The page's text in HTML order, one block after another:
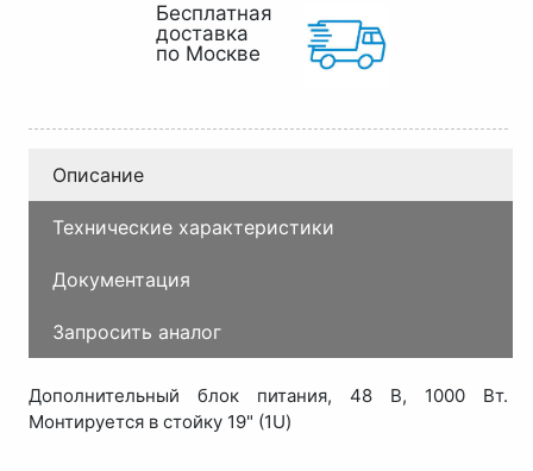
Бесплатная
доставка
по Москве
Описание
Технические характеристики
Документация
Запросить аналог
Дополнительный блок питания, 48 В, 1000 Вт.
Монтируется в стойку 19" (1U)